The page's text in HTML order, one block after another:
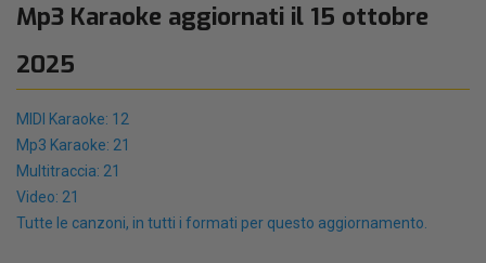
Mp3 Karaoke aggiornati il 15 ottobre
2025
MIDI Karaoke: 12
Mp3 Karaoke: 21
Multitraccia: 21
Video: 21
Tutte le canzoni, in tutti i formati per questo aggiornamento.